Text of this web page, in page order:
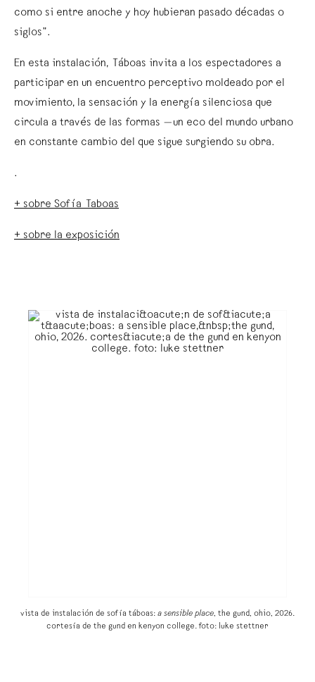
como si entre anoche y hoy hubieran pasado décadas o
siglos”.
En esta instalación, Táboas invita a los espectadores a
participar en un encuentro perceptivo moldeado por el
movimiento, la sensación y la energía silenciosa que
circula a través de las formas —un eco del mundo urbano
en constante cambio del que sigue surgiendo su obra.
.
+ sobre Sofía Taboas
+ sobre la exposición
vista de instalación de sofía táboas: a sensible place, the gund, ohio, 2026.
cortesía de the gund en kenyon college. foto: luke stettner